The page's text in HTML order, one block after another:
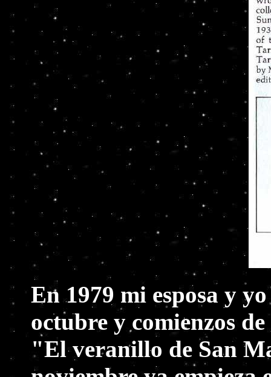
En 1979 mi esposa y
octubre y comienzos
"El veranillo de San